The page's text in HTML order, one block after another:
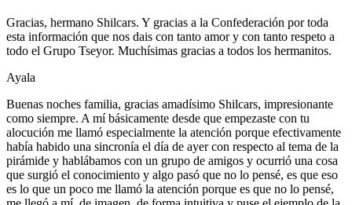
Gracias, hermano Shilcars. Y gracias a la Confederación por toda
esta información que nos dais con tanto amor y con tanto respeto a
todo el Grupo Tseyor. Muchísimas gracias a todos los hermanitos.
Ayala
Buenas noches familia, gracias amadísimo Shilcars, impresionante
como siempre. A mí básicamente desde que empezaste con tu
alocución me llamó especialmente la atención porque efectivamente
había habido una sincronía el día de ayer con respecto al tema de la
pirámide y hablábamos con un grupo de amigos y ocurrió una cosa
que surgió el conocimiento y algo pasó que no lo pensé, es que eso
es lo que un poco me llamó la atención porque es que no lo pensé,